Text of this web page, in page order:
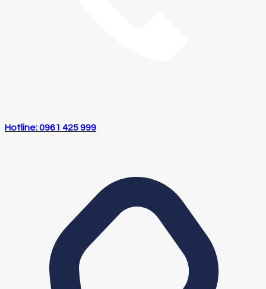
Hotline: 0961 425 999